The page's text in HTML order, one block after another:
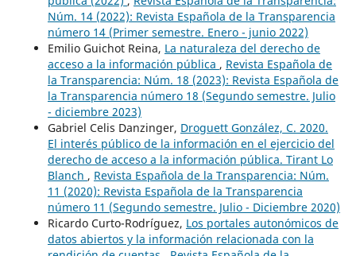
Núm. 14 (2022): Revista Española de la Transparencia
número 14 (Primer semestre. Enero - junio 2022)
Emilio Guichot Reina, La naturaleza del derecho de
acceso a la información pública , Revista Española de
la Transparencia: Núm. 18 (2023): Revista Española de
la Transparencia número 18 (Segundo semestre. Julio
- diciembre 2023)
Gabriel Celis Danzinger, Droguett González, C. 2020.
El interés público de la información en el ejercicio del
derecho de acceso a la información pública. Tirant Lo
Blanch , Revista Española de la Transparencia: Núm.
11 (2020): Revista Española de la Transparencia
número 11 (Segundo semestre. Julio - Diciembre 2020)
Ricardo Curto-Rodríguez, Los portales autonómicos de
datos abiertos y la información relacionada con la